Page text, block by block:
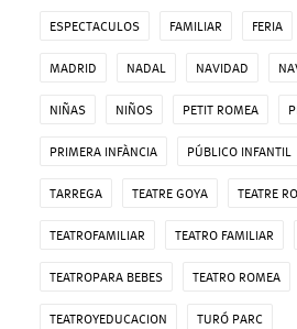
ESPECTACULOS FAMILIAR FERIA
MADRID NADAL NAVIDAD
NIÑAS NIÑOS PETIT ROMEA
PRIMERA INFÀNCIA PÚBLICO INFANTIL
TARREGA TEATRE GOYA TEATRE
TEATROFAMILIAR TEATRO FAMILIAR
TEATROPARA BEBES TEATRO ROMEA
TEATROYEDUCACION TURÓ PARC